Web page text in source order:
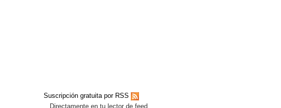
Suscripción gratuita por RSS
Directamente en tu lector de feed